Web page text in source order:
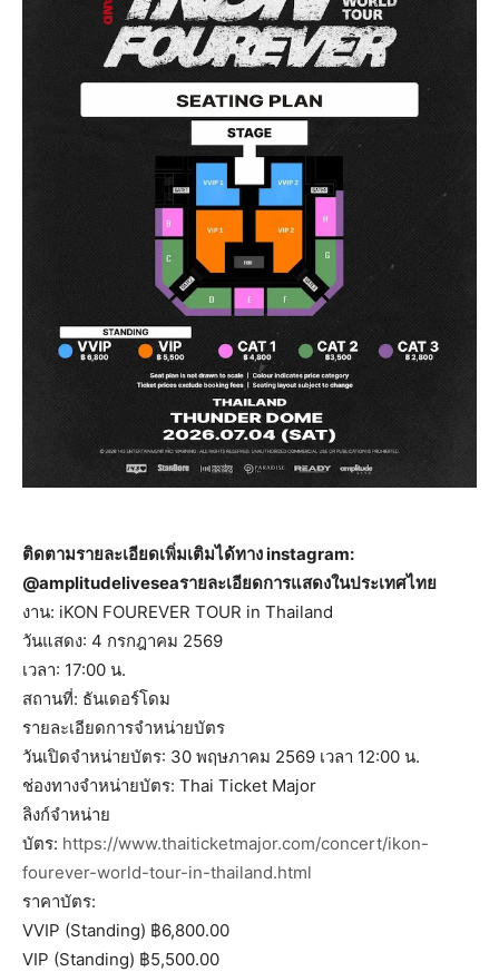
ติดตามรายละเอียดเพิ่มเติมได้ทาง instagram:
@amplitudeliveseaรายละเอียดการแสดงในประเทศไทย
งาน: iKON FOUREVER TOUR in Thailand
วันแสดง: 4 กรกฎาคม 2569
เวลา: 17:00 น.
สถานที่: ธันเดอร์โดม
รายละเอียดการจำหน่ายบัตร
วันเปิดจำหน่ายบัตร: 30 พฤษภาคม 2569 เวลา 12:00 น.
ช่องทางจำหน่ายบัตร: Thai Ticket Major
ลิงก์จำหน่าย
บัตร: https://www.thaiticketmajor.com/concert/ikon-
fourever-world-tour-in-thailand.html
ราคาบัตร:
VVIP (Standing) ฿6,800.00
VIP (Standing) ฿5,500.00